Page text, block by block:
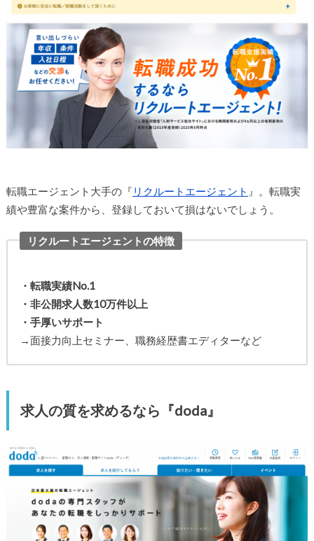
転職エージェント大手の『 リクルートエージェント 』。転職実
績や豊富な案件から、登録しておいて損はないでしょう。
リクルートエージェントの特徴
・転職実績No.1
・非公開求人数10万件以上
・手厚いサポート
→面接力向上セミナー、職務経歴書エディターなど
求人の質を求めるなら『doda』